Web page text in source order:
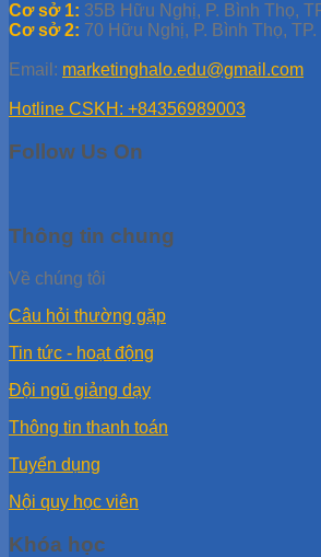
Cơ sở 1: 35B Hữu Nghị, P. Bình Thọ,
Cơ sở 2: 70 Hữu Nghị, P. Bình Thọ,
Email: marketinghalo.edu@gmail.com
Hotline CSKH: +84356989003
Follow Us On
Thông tin chung
Về chúng tôi
Câu hỏi thường gặp
Tin tức - hoạt động
Đội ngũ giảng dạy
Thông tin thanh toán
Tuyển dụng
Nội quy học viên
Khóa học